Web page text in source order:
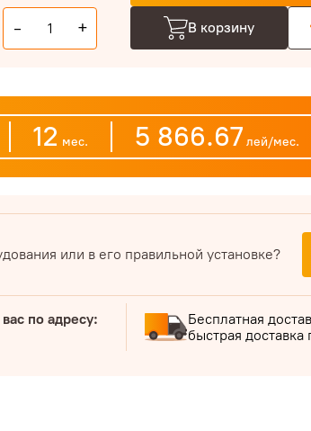
- + В корзину
12 мес. 5 866.67 лей/мес.
или в его правильной установке?
по адресу:
Бесплатная
быстрая